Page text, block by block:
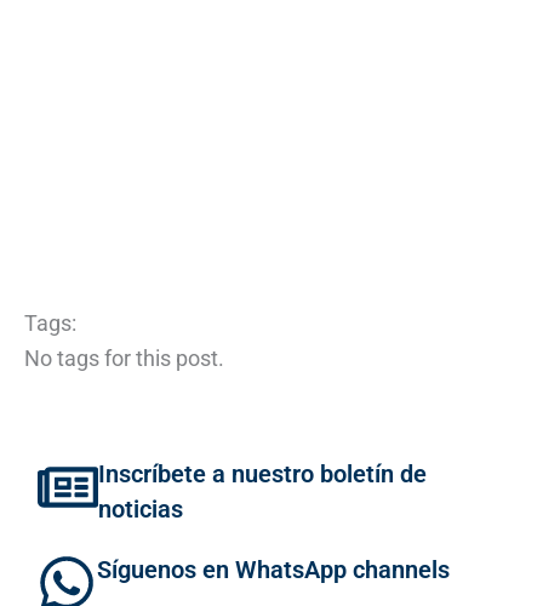
Tags:
No tags for this post.
Inscríbete a nuestro boletín de
noticias
Síguenos en WhatsApp channels